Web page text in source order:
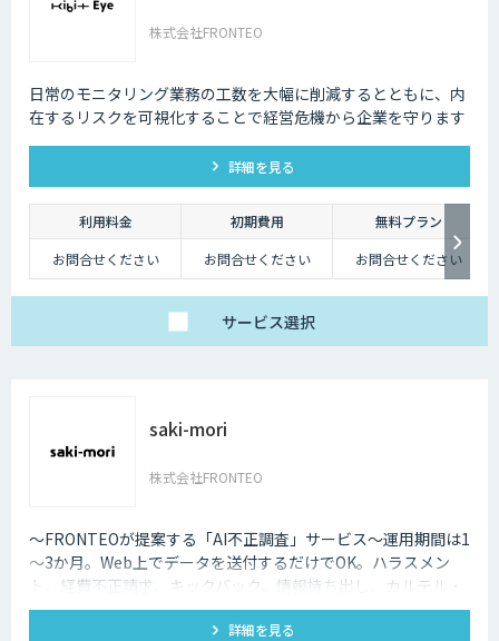
株式会社FRONTEO
日常のモニタリング業務の工数を大幅に削減するとともに、内
在するリスクを可視化することで経営危機から企業を守ります
詳細を見る
利用料金 初期費用
無料プラン
お問合せください
お問合せください お問合せください
サービス選択
saki-mori
株式会社FRONTEO
〜FRONTEOが提案する「AI不正調査」サービス〜運用期間は1
～3か月。Web上でデータを送付するだけでOK。ハラスメン
ト、経費不正請求、キックバック、情報持ち出し、カルテル・
癒着など企業不正の予兆、不穏な動きの早期発見と早期対応に
詳細を見る